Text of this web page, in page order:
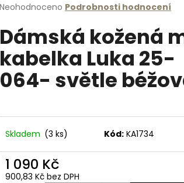
Průměrné
produktu
je
0,0
5
hvězdiček.
Neohodnoceno Podrobnosti hodnocení
Dámská kožená
kabelka Luka 25-
064- světle
Skladem (3 ks) Kód: KA1734
1 090 Kč
900,83 Kč bez DPH